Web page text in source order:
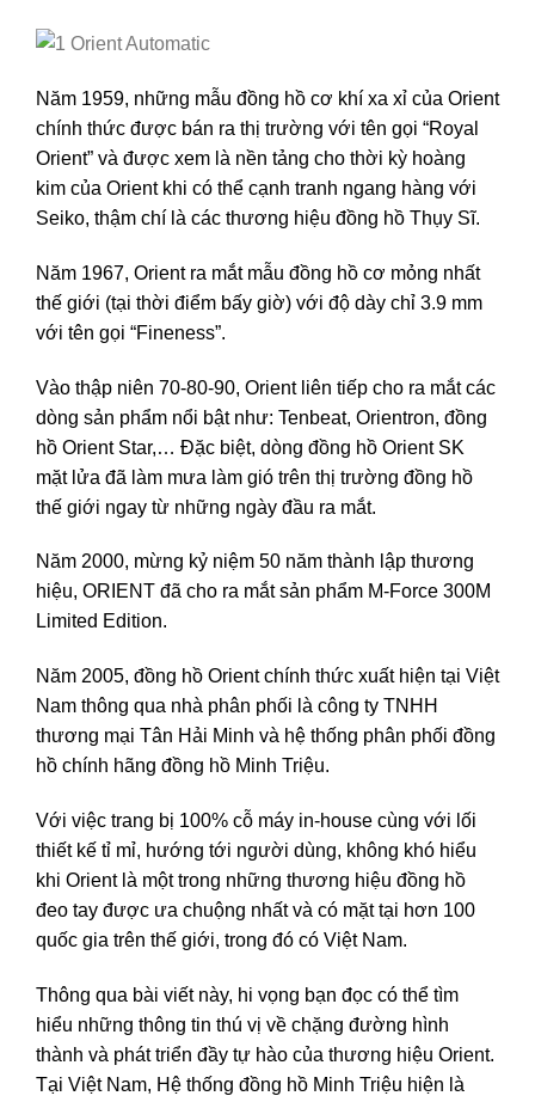
Năm 1959, những mẫu đồng hồ cơ khí xa xỉ của Orient
chính thức được bán ra thị trường với tên gọi “Royal
Orient” và được xem là nền tảng cho thời kỳ hoàng
kim của Orient khi có thể cạnh tranh ngang hàng với
Seiko, thậm chí là các thương hiệu đồng hồ Thụy Sĩ.
Năm 1967, Orient ra mắt mẫu đồng hồ cơ mỏng nhất
thế giới (tại thời điểm bấy giờ) với độ dày chỉ 3.9 mm
với tên gọi “Fineness”.
Vào thập niên 70-80-90, Orient liên tiếp cho ra mắt các
dòng sản phẩm nổi bật như: Tenbeat, Orientron, đồng
hồ Orient Star,… Đặc biệt, dòng đồng hồ Orient SK
mặt lửa đã làm mưa làm gió trên thị trường đồng hồ
thế giới ngay từ những ngày đầu ra mắt.
Năm 2000, mừng kỷ niệm 50 năm thành lập thương
hiệu, ORIENT đã cho ra mắt sản phẩm M-Force 300M
Limited Edition.
Năm 2005, đồng hồ Orient chính thức xuất hiện tại Việt
Nam thông qua nhà phân phối là công ty TNHH
thương mại Tân Hải Minh và hệ thống phân phối đồng
hồ chính hãng đồng hồ Minh Triệu.
Với việc trang bị 100% cỗ máy in-house cùng với lối
thiết kế tỉ mỉ, hướng tới người dùng, không khó hiểu
khi Orient là một trong những thương hiệu đồng hồ
đeo tay được ưa chuộng nhất và có mặt tại hơn 100
quốc gia trên thế giới, trong đó có Việt Nam.
Thông qua bài viết này, hi vọng bạn đọc có thể tìm
hiểu những thông tin thú vị về chặng đường hình
thành và phát triển đầy tự hào của thương hiệu Orient.
Tại Việt Nam, Hệ thống đồng hồ Minh Triệu hiện là